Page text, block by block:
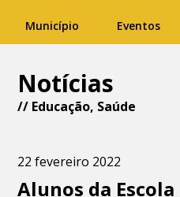
Município Eventos
Notícias
// Educação, Saúde
22 fevereiro 2022
Alunos da